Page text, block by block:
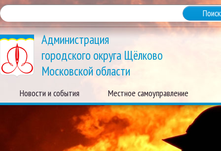
Администрация
городского округа Щёлково
Московской области
Новости и события Местное самоуправление